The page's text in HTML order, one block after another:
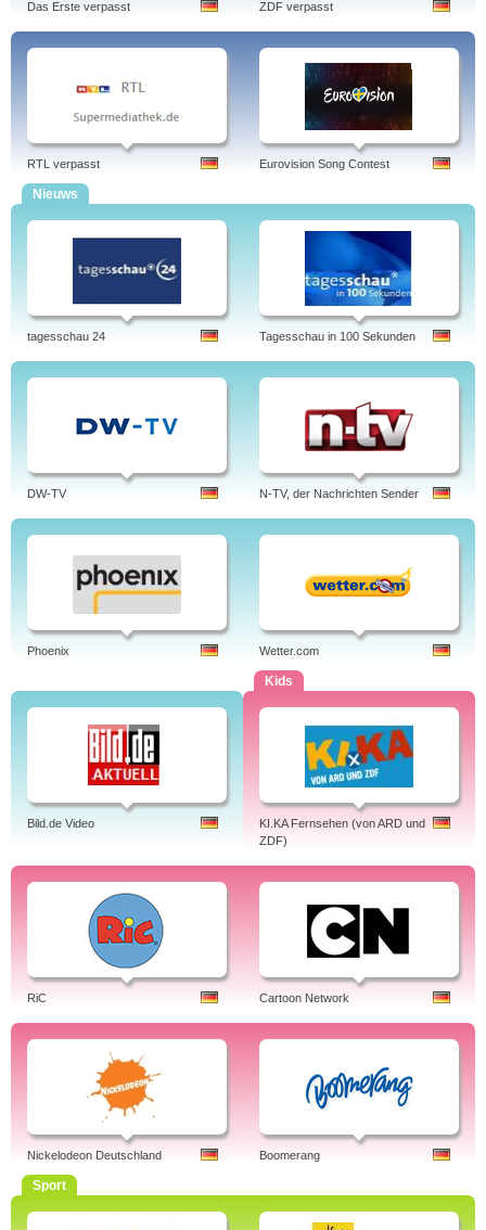
Das Erste verpasst ZDF verpasst
RTL verpasst Eurovision Song Contest
Nieuws
tagesschau 24 Tagesschau in 100 Sekunden
DW-TV N-TV, der Nachrichten Sender
Phoenix Wetter.com
Bild.de Video
Kids
KI.KA Fernsehen (von ARD und
ZDF)
RiC Cartoon Network
Nickelodeon Deutschland Boomerang
Sport